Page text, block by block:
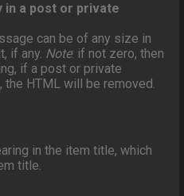
in a post or private
can be of any size in
if any. Note: if not zero, then
if a post or private
HTML will be removed.
in the item title, which
title.